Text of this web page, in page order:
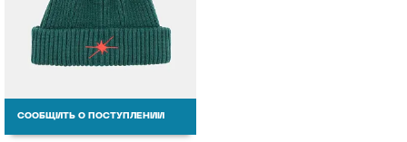
СООБЩИТЬ О ПОСТУПЛЕНИИ